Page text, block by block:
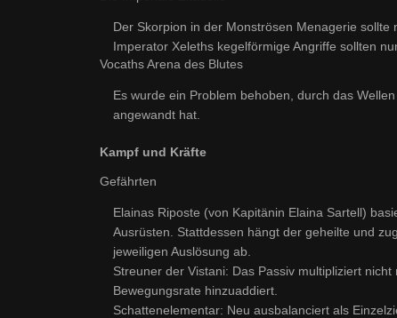
Der Skorpion in der Monströsen Menagerie sollte
Imperator Xeleths kegelförmige Angriffe sollten
Vocaths Arena des Blutes
Es wurde ein Problem behoben, durch das
angewandt hat.
Kampf und Kräfte
Gefährten
Elainas Riposte (von Kapitänin Elaina Sartell)
Ausrüsten. Stattdessen hängt der geheilte und
jeweiligen Auslösung ab.
Streuner der Vistani: Das Passiv multipliziert
Bewegungsrate hinzuaddiert.
Schattenelementar: Neu ausbalanciert als